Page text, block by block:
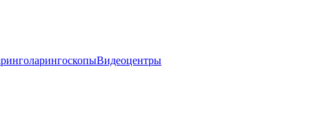
Видеоцентры